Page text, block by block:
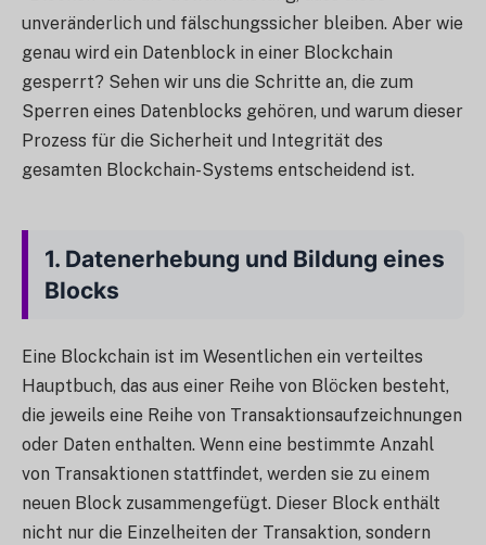
unveränderlich und fälschungssicher bleiben. Aber wie
genau wird ein Datenblock in einer Blockchain
gesperrt? Sehen wir uns die Schritte an, die zum
Sperren eines Datenblocks gehören, und warum dieser
Prozess für die Sicherheit und Integrität des
gesamten Blockchain-Systems entscheidend ist.
1. Datenerhebung und Bildung eines
Blocks
Eine Blockchain ist im Wesentlichen ein verteiltes
Hauptbuch, das aus einer Reihe von Blöcken besteht,
die jeweils eine Reihe von Transaktionsaufzeichnungen
oder Daten enthalten. Wenn eine bestimmte Anzahl
von Transaktionen stattfindet, werden sie zu einem
neuen Block zusammengefügt. Dieser Block enthält
nicht nur die Einzelheiten der Transaktion, sondern